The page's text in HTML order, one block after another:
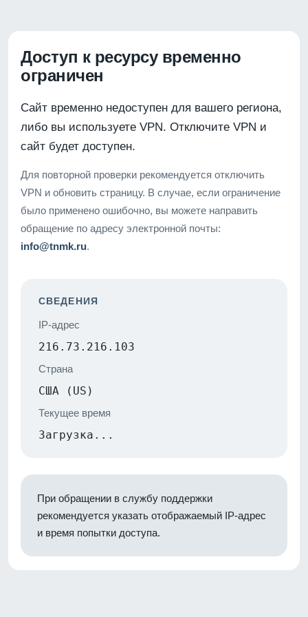
Доступ к ресурсу временно
ограничен
Сайт временно недоступен для вашего региона,
либо вы используете VPN. Отключите VPN и
сайт будет доступен.
Для повторной проверки рекомендуется отключить
VPN и обновить страницу. В случае, если ограничение
было применено ошибочно, вы можете направить
обращение по адресу электронной почты:
info@tnmk.ru.
СВЕДЕНИЯ
IP-адрес
216.73.216.103
Страна
США (US)
Текущее время
Загрузка...
При обращении в службу поддержки
рекомендуется указать отображаемый IP-адрес
и время попытки доступа.